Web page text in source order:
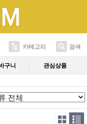
카테고리 검색
구니 관심상품